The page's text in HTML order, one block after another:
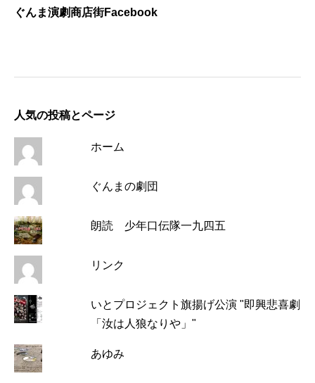
ぐんま演劇商店街Facebook
人気の投稿とページ
ホーム
ぐんまの劇団
朗読 少年口伝隊一九四五
リンク
いとプロジェクト旗揚げ公演 "即興悲喜劇
「汝は人狼なりや」"
あゆみ